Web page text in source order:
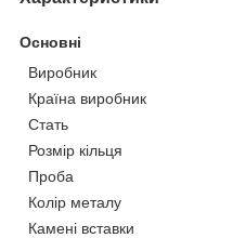
Основні
Виробник
Країна виробник
Стать
Розмір кільця
Проба
Колір металу
Камені вставки